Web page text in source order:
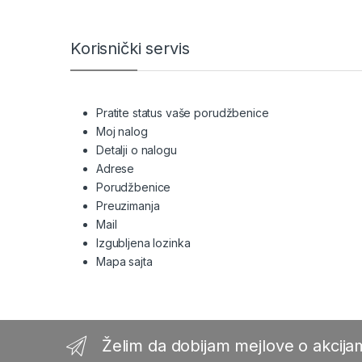
Korisnički servis
Pratite status vaše porudžbenice
Moj nalog
Detalji o nalogu
Adrese
Porudžbenice
Preuzimanja
Mail
Izgubljena lozinka
Mapa sajta
Želim da dobijam mejlove o